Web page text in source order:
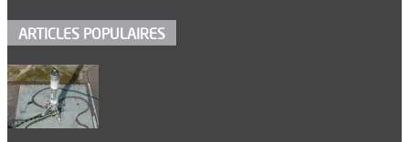
ARTICLES POPULAIRES